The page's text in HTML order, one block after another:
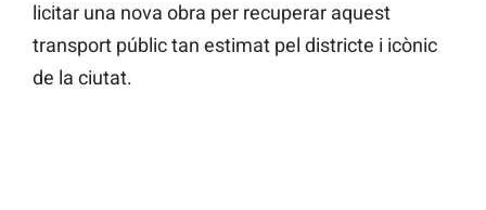
licitar una nova obra per recuperar aquest
transport públic tan estimat pel districte i icònic
de la ciutat.